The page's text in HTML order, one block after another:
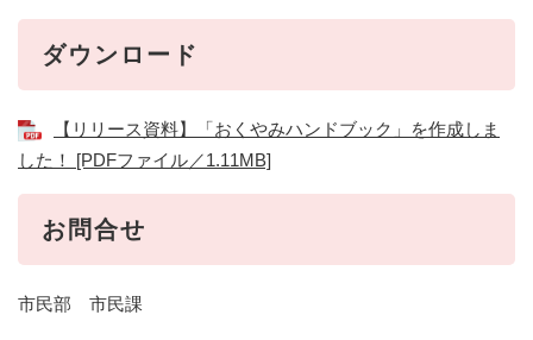
ダウンロード
【リリース資料】「おくやみハンドブック」を作成しま
した！ [PDFファイル／1.11MB]
お問合せ
市民部 市民課